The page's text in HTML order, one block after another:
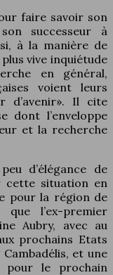
faire savoir son
successeur à
à la manière de
vive inquiétude
en général,
voient leurs
d’avenir». Il cite
dont l’enveloppe
et la recherche
d’élégance de
cette situation en
pour la région de
l’ex-premier
Aubry, avec au
prochains Etats
et une
le prochain